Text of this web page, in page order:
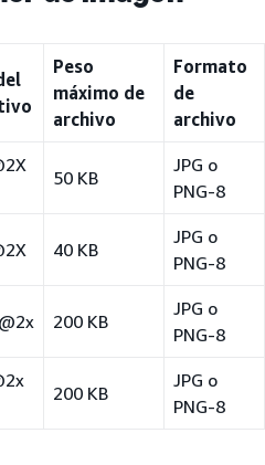
Peso
máximo de
archivo
Formato
de
archivo
50 KB
JPG o
PNG-8
40 KB
JPG o
PNG-8
200 KB
JPG o
PNG-8
200 KB
JPG o
PNG-8